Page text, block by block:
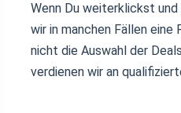
Wenn Du weiterklickst
wir in manchen Fällen eine
nicht die Auswahl der
verdienen wir an